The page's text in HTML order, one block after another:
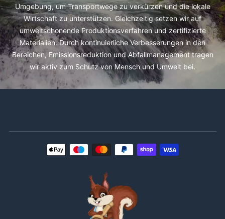
Umgebung, um Transportwege zu verkürzen und die lokale
Wirtschaft zu unterstützen. Gleichzeitig setzen wir auf
umweltschonende Produktionsverfahren und zertifizierte
Materialien. Durch kontinuierliche Verbesserungen in den
Bereichen, Emissionsreduktion und Abfallmanagement tragen
wir aktiv zum Schutz von Mensch und Umwelt bei.
Zahlungsmethoden